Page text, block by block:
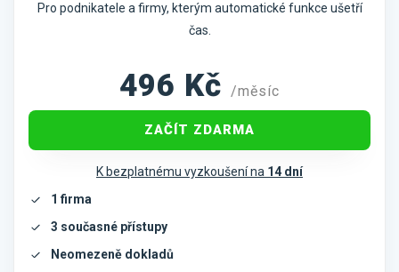
Pro podnikatele a firmy, kterým automatické funkce ušetří
čas.
496 Kč /měsíc
ZAČÍT ZDARMA
K bezplatnému vyzkoušení na 14 dní
1 firma
3 současné přístupy
Neomezeně dokladů